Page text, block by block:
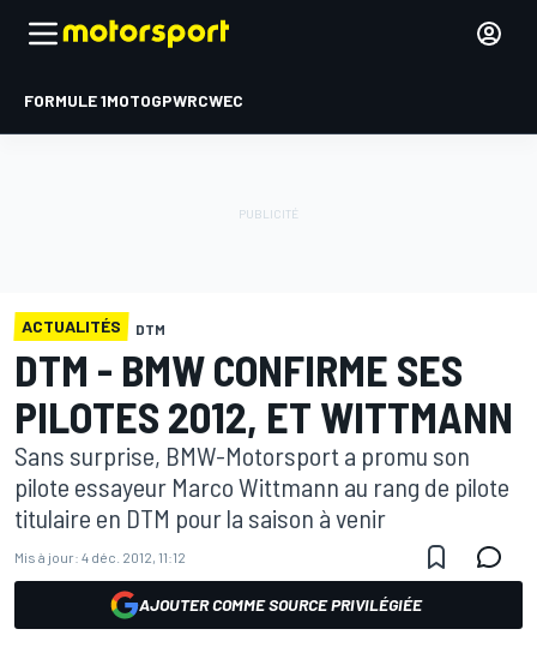
FORMULE 1MOTOGPWRCWEC
ACTUALITÉS DTM
DTM - BMW CONFIRME SES
PILOTES 2012, ET WITTMANN
Sans surprise, BMW-Motorsport a promu son
pilote essayeur Marco Wittmann au rang de pilote
titulaire en DTM pour la saison à venir
Mis à jour: 4 déc. 2012, 11:12
AJOUTER COMME SOURCE PRIVILÉGIÉE